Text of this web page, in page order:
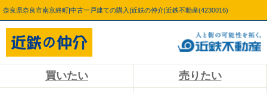
奈良県奈良市南京終町|中古一戸建ての購入|近鉄の仲介|近鉄不動産(4230016)
買いたい 売りたい